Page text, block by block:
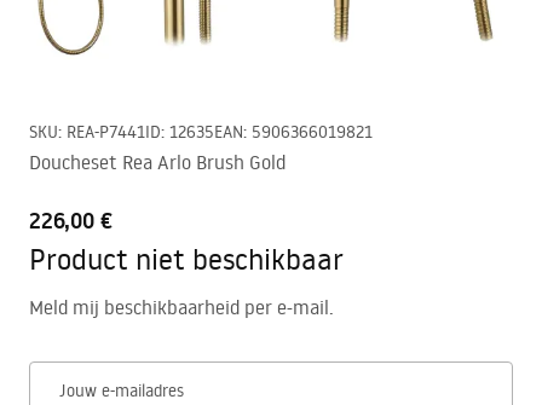
SKU: REA-P7441ID: 12635EAN: 5906366019821
Doucheset Rea Arlo Brush Gold
226,00 €
Product niet beschikbaar
Meld mij beschikbaarheid per e-mail.
Jouw e-mailadres